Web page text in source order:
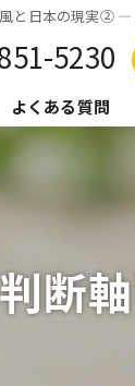
と日本の現実② ―
5230
よくある質問
断